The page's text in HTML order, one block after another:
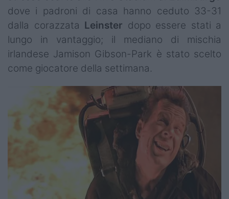
dove i padroni di casa hanno ceduto 33-31
dalla corazzata Leinster dopo essere stati a
lungo in vantaggio; il mediano di mischia
irlandese Jamison Gibson-Park è stato scelto
come giocatore della settimana.